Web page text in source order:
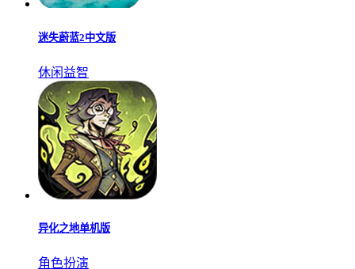
迷失蔚蓝2中文版
休闲益智
异化之地单机版
角色扮演